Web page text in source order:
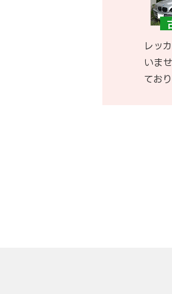
レッ
いま
てお